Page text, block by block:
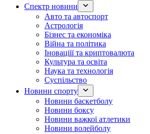
Спектр новини
Авто та автоспорт
Астрологія
Бізнес та економіка
Війна та політика
Іноваціії та криптовалюта
Культура та освіта
Наука та технологія
Суспільство
Новини спорту
Новини баскетболу
Новини боксу
Новини важкої атлетики
Новини волейболу